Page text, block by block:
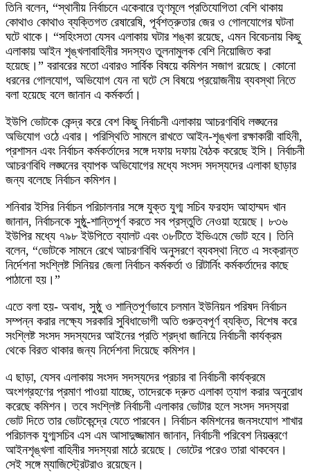
তিনি বলেন, “স্থানীয় নির্বাচনে একেবারে তৃণমূলে প্রতিযোগিতা বেশি থাকায়
কোথাও কোথাও ব্যক্তিগত রেষারেষি, পূর্বশত্রুতার জের ও গোলযোগের ঘটনা
ঘটে থাকে। “সহিংসতা যেসব এলাকায় ঘটার শঙ্কা রয়েছে, এমন বিবেচনায় কিছু
এলাকায় আইন শৃঙ্খলাবাহিনীর সদস্যও তুলনামুলক বেশি নিয়োজিত করা
হয়েছে।” বরাবরের মতো এবারও সার্বিক বিষয়ে কমিশন সজাগ রয়েছে। কোনো
ধরনের গোলযোগ, অভিযোগ যেন না ঘটে সে বিষয়ে প্রয়োজনীয় ব্যবস্থা নিতে
বলা হয়েছে বলে জানান এ কর্মকর্তা।
ইউপি ভোটকে কেন্দ্র করে বেশ কিছু নির্বাচনী এলাকায় আচরণবিধি লঙ্ঘনের
অভিযোগ ওঠে এবার। পরিস্থিতি সামলে রাখতে আইন-শৃঙ্খলা রক্ষাকারী বাহিনী,
প্রশাসন এবং নির্বাচন কর্মকর্তাদের সঙ্গে দফায় দফায় বৈঠক করেছে ইসি। নির্বাচনী
আচরণবিধি লঙ্ঘনের ব্যাপক অভিযোগের মধ্যে সংসদ সদস্যদের এলাকা ছাড়ার
জন্য বলেছে নির্বাচন কমিশন।
শনিবার ইসির নির্বাচন পরিচালনার সঙ্গে যুক্ত যুগ্ম সচিব ফরহাদ আহাম্মদ খান
জানান, নির্বাচনকে সুষ্ঠু-শান্তিপূর্ণ করতে সব প্রস্তুতি নেওয়া হয়েছে। ৮৩৬
ইউপির মধ্যে ৭৯৮ ইউপিতে ব্যালট এবং ৩৮টিতে ইভিএমে ভোট হবে। তিনি
বলেন, “ভোটকে সামনে রেখে আচরণবিধি অনুসরণে ব্যবস্থা নিতে এ সংক্রান্ত
নির্দেশনা সংশ্লিষ্ট সিনিয়র জেলা নির্বাচন কর্মকর্তা ও রিটার্নিং কর্মকর্তাদের কাছে
পাঠানো হয়।”
এতে বলা হয়- অবাধ, সুষ্ঠু ও শান্তিপূর্ণভাবে চলমান ইউনিয়ন পরিষদ নির্বাচন
সম্পন্ন করার লক্ষ্যে সরকারি সুবিধাভোগী অতি গুরুত্বপূর্ণ ব্যক্তি, বিশেষ করে
সংশ্লিষ্ট সংসদ সদস্যদের আইনের প্রতি শ্রদ্ধা জানিয়ে নির্বাচনী কার্যক্রম
থেকে বিরত থাকার জন্য নির্দেশনা দিয়েছে কমিশন।
এ ছাড়া, যেসব এলাকায় সংসদ সদস্যদের প্রচার বা নির্বাচনী কার্যক্রমে
অংশগ্রহণের প্রমাণ পাওয়া যাচ্ছে, তাদেরকে দ্রুত এলাকা ত্যাগ করার অনুরোধ
করেছে কমিশন। তবে সংশ্লিষ্ট নির্বাচনী এলাকার ভোটার হলে সংসদ সদস্যরা
ভোট দিতে তার ভোটকেন্দ্রে যেতে পারবেন। নির্বাচন কমিশনের জনসংযোগ শাখার
পরিচালক যুগ্মসচিব এস এম আসাদুজ্জামান জানান, নির্বাচনী পরিবেশ নিয়ন্ত্রণে
আইনশৃঙ্খলা বাহিনীর সদস্যরা মাঠে রয়েছে। ভোটের পরেও তারা থাকবেন।
সেই সঙ্গে ম্যাজিস্ট্রেটরাও রয়েছেন।